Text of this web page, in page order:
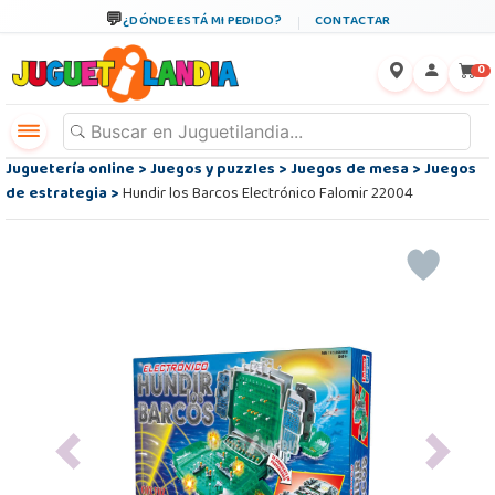
¿DÓNDE ESTÁ MI PEDIDO? CONTACTAR
0
Juguetería online>Juegos y puzzles>Juegos de mesa>Juegos
de estrategia>Hundir los Barcos Electrónico Falomir 22004
Previous Next